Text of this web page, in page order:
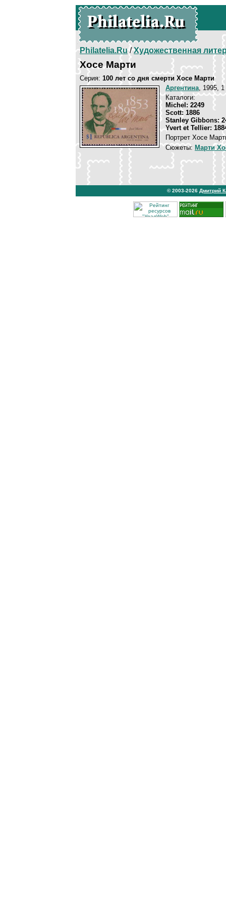
Philatelia.Ru/Художественная
Хосе Марти
Серия: 100 лет со дня смерти Хосе Марти
Аргентина, 1995, 1
Каталоги:
Michel: 2249
Scott: 1886
Stanley Gibbons:
Yvert et Tellier:
Портрет Хосе
Сюжеты: Марти
© 2003-2026 Дмитрий